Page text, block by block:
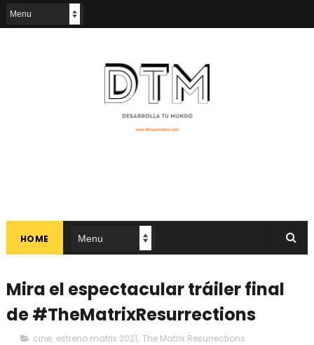
HOME
Mira el espectacular tráiler final
de #TheMatrixResurrections
cine, estreno matrix 2021, The Matrix Resurrections